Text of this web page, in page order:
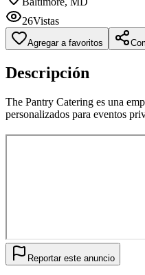
26Vistas
Agregar a favoritos
Descripción
The Pantry Catering es una
personalizados para eventos
Reportar este anuncio